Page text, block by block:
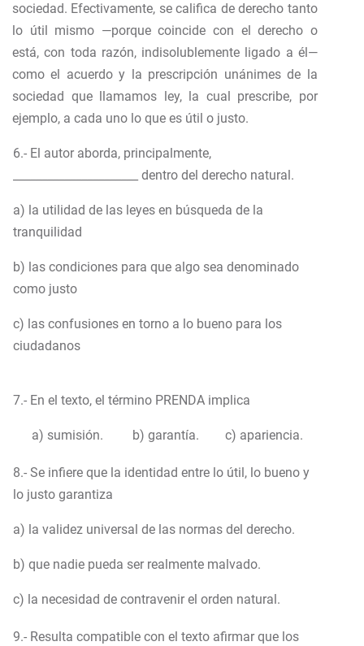
sociedad. Efectivamente, se califica de derecho tanto
lo útil mismo —porque coincide con el derecho o
está, con toda razón, indisolublemente ligado a él—
como el acuerdo y la prescripción unánimes de la
sociedad que llamamos ley, la cual prescribe, por
ejemplo, a cada uno lo que es útil o justo.
6.- El autor aborda, principalmente,
______________________ dentro del derecho natural.
a) la utilidad de las leyes en búsqueda de la
tranquilidad
b) las condiciones para que algo sea denominado
como justo
c) las confusiones en torno a lo bueno para los
ciudadanos
7.- En el texto, el término PRENDA implica
a) sumisión. b) garantía. c) apariencia.
8.- Se infiere que la identidad entre lo útil, lo bueno y
lo justo garantiza
a) la validez universal de las normas del derecho.
b) que nadie pueda ser realmente malvado.
c) la necesidad de contravenir el orden natural.
9.- Resulta compatible con el texto afirmar que los